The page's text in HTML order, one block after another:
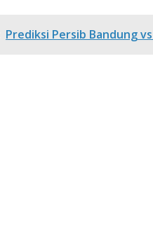
Prediksi Persib Bandung